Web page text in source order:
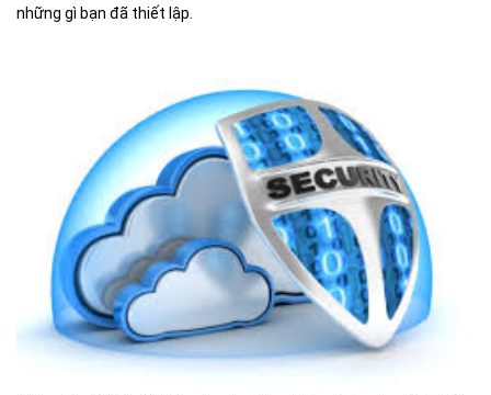
những gì bạn đã thiết lập.